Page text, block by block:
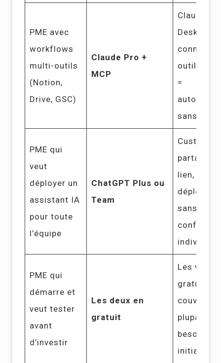
PME avec
workflows
multi-outils
(Notion,
Drive, GSC)
Claude Pro +
MCP
Claude
Desktop
connecté
outils via
=
sans dev
PME qui
veut
déployer un
assistant IA
pour toute
l’équipe
ChatGPT Plus ou
Team
Custom
lien,
sans
PME qui
démarre et
veut tester
avant
d’investir
Les deux en
gratuit
Les
gratuites
couvrent
plupart
besoins
initiaux